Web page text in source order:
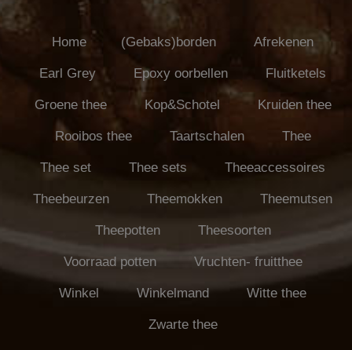
Home (Gebaks)borden Afrekenen
Earl Grey Epoxy oorbellen Fluitketels
Groene thee Kop&Schotel Kruiden thee
Rooibos thee Taartschalen Thee
Thee set Thee sets Theeaccessoires
Theebeurzen Theemokken Theemutsen
Theepotten Theesoorten
Voorraad potten Vruchten- fruitthee
Winkel Winkelmand Witte thee
Zwarte thee